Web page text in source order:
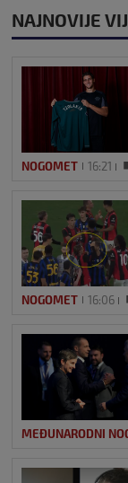
NAJNOVIJE
NOGOMET 16:21
NOGOMET 16:06
MEĐUNARODNI